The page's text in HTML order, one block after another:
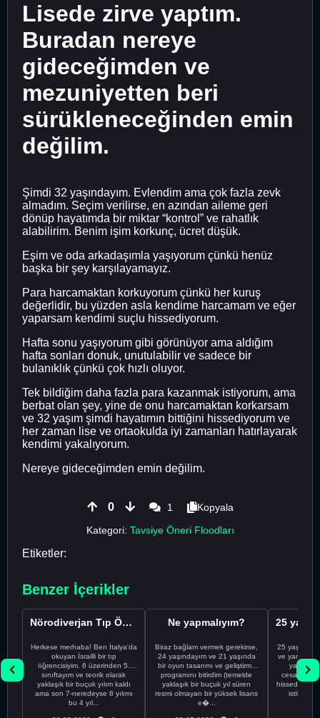
Lisede zirve yaptım.
Buradan nereye
gideceğimden ve
mezuniyetten beri
sürükleneceğinden emin
değilim.
Şimdi 32 yaşındayım. Evlendim ama çok fazla zevk
almadım. Seçim verilirse, en azından aileme geri
dönüp hayatımda bir miktar “kontrol” ve rahatlık
alabilirim. Benim işim korkunç, ücret düşük.
Eşim ve oda arkadaşımla yaşıyorum çünkü henüz
başka bir şey karşılayamayız.
Para harcamaktan korkuyorum çünkü her kuruş
değerlidir, bu yüzden asla kendime harcamam ve eğer
yaparsam kendimi suçlu hissediyorum.
Hafta sonu yaşıyorum gibi görünüyor ama aldığım
hafta sonları donuk, unutulabilir ve sadece bir
bulanıklık çünkü çok hızlı oluyor.
Tek bildiğim daha fazla para kazanmak istiyorum, ama
berbat olan şey, yine de onu harcamaktan korkarsam
ve 32 yaşım şimdi hayatımın bittiğini hissediyorum ve
her zaman lise ve ortaokulda iyi zamanları hatırlayarak
kendimi yakalıyorum.
Nereye gideceğimden emin değilim.
0 1
Kopyala
Kategori: Tavsiye Öneri Floodları
Etiketler:
Benzer İçerikler
Nörodiverjan Tıp Öğrencisi Yeni Bir Yol Arıyor
Herkese merhaba! Ben İtalya'da
okuyan İsrailli bir tıp
öğrencisiyim. 6 üzerinden 5.
sınıftayım ve teorik olarak
yaklaşık bir buçuk yılım kaldı
ama son 7-neredeyse 8 yılımı
bu 4 yıl...
Ne yapmalıyım?
Biraz bağlam vermek gerekirse,
24 yaşındayım ve 21 yaşında
bir oyun tasarımı ve geliştirme
programını bitirdim (temelde
yaklaşık bir buçuk yıl süren
resmi olmayan bir yüksek lisans
e�...
25
ve yanlış
cesaretimin